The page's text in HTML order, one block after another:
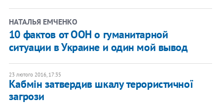
НАТАЛЬЯ ЕМЧЕНКО
10 фактов от ООН о гуманитарной
ситуации в Украине и один мой вывод
23 лютого 2016, 17:35
Кабмін затвердив шкалу терористичної
загрози